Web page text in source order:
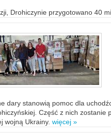
Drohiczynie przygotowano 40
dary stanowią pomoc dla
Część z nich
wojną Ukrainy. więcej »